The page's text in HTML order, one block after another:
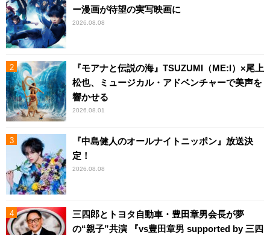
ー漫画が待望の実写映画に
2026.08.08
『モアナと伝説の海』TSUZUMI（ME:I）×尾上
松也、ミュージカル・アドベンチャーで美声を
響かせる
2026.08.01
『中島健人のオールナイトニッポン』放送決
定！
2026.08.08
三四郎とトヨタ自動車・豊田章男会長が夢
の“親子”共演 『vs豊田章男 supported by 三四